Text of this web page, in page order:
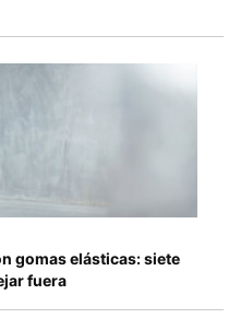
gomas elásticas: siete
fuera